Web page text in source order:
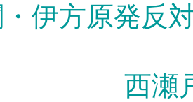
伊方原発反
ピース